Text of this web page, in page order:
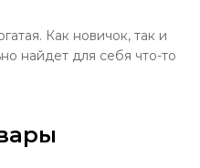
Как новичок, так и
найдет для себя что-то